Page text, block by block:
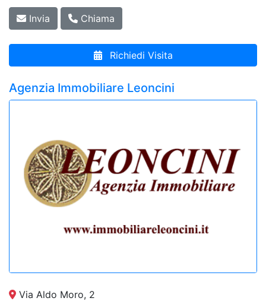
Invia Chiama
Richiedi Visita
Agenzia Immobiliare Leoncini
Via Aldo Moro, 2